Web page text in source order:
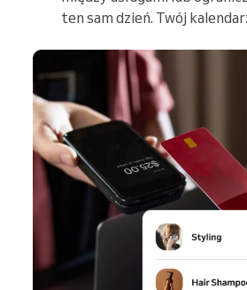
ten sam dzień. Twój